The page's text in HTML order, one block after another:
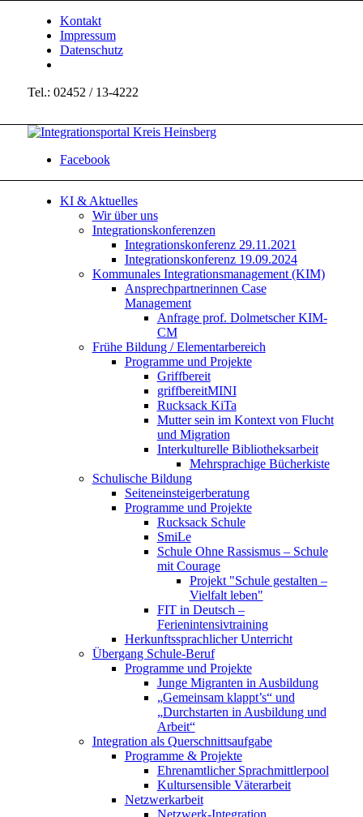
Kontakt
Impressum
Datenschutz
Tel.: 02452 / 13-4222
Facebook
KI & Aktuelles
Wir über uns
Integrationskonferenzen
Integrationskonferenz 29.11.2021
Integrationskonferenz 19.09.2024
Kommunales Integrationsmanagement (KIM)
Ansprechpartnerinnen Case
Management
Anfrage prof. Dolmetscher KIM-
CM
Frühe Bildung / Elementarbereich
Programme und Projekte
Griffbereit
griffbereitMINI
Rucksack KiTa
Mutter sein im Kontext von Flucht
und Migration
Interkulturelle Bibliotheksarbeit
Mehrsprachige Bücherkiste
Schulische Bildung
Seiteneinsteigerberatung
Programme und Projekte
Rucksack Schule
SmiLe
Schule Ohne Rassismus – Schule
mit Courage
Projekt "Schule gestalten –
Vielfalt leben"
FIT in Deutsch –
Ferienintensivtraining
Herkunftssprachlicher Unterricht
Übergang Schule-Beruf
Programme und Projekte
Junge Migranten in Ausbildung
„Gemeinsam klappt’s“ und
„Durchstarten in Ausbildung und
Arbeit“
Integration als Querschnittsaufgabe
Programme & Projekte
Ehrenamtlicher Sprachmittlerpool
Kultursensible Väterarbeit
Netzwerkarbeit
Netzwerk-Integration